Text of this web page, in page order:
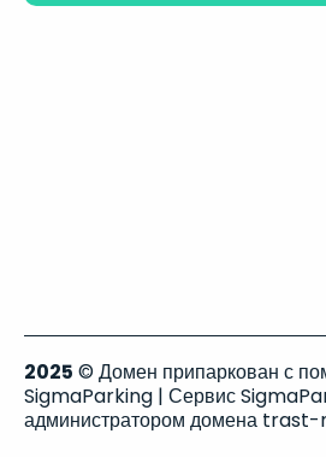
2025 © Домен припаркован с
SigmaParking | Сервис
администратором домена